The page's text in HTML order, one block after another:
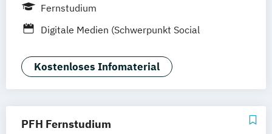
Bonn Nürnberg
Zürich Rostock Dortmund
Fernstudium
Digitale Medien (Schwerpunkt Social
Kostenloses Infomaterial
PFH Fernstudium